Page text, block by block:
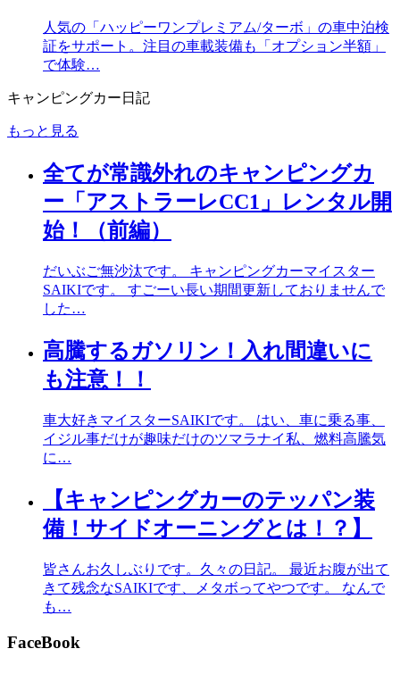
人気の「ハッピーワンプレミアム/ターボ」の車中泊検
証をサポート。注目の車載装備も「オプション半額」
で体験…
キャンピングカー日記
もっと見る
全てが常識外れのキャンピングカ
ー「アストラーレCC1」レンタル開
始！（前編）
だいぶご無沙汰です。 キャンピングカーマイスター
SAIKIです。 すごーい長い期間更新しておりませんで
した…
高騰するガソリン！入れ間違いに
も注意！！
車大好きマイスターSAIKIです。 はい、車に乗る事、
イジル事だけが趣味だけのツマラナイ私、燃料高騰気
に…
【キャンピングカーのテッパン装
備！サイドオーニングとは！？】
皆さんお久しぶりです。久々の日記。 最近お腹が出て
きて残念なSAIKIです、メタボってやつです。 なんで
も…
FaceBook